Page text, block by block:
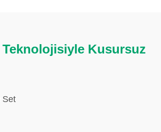
Kusursuz
Set